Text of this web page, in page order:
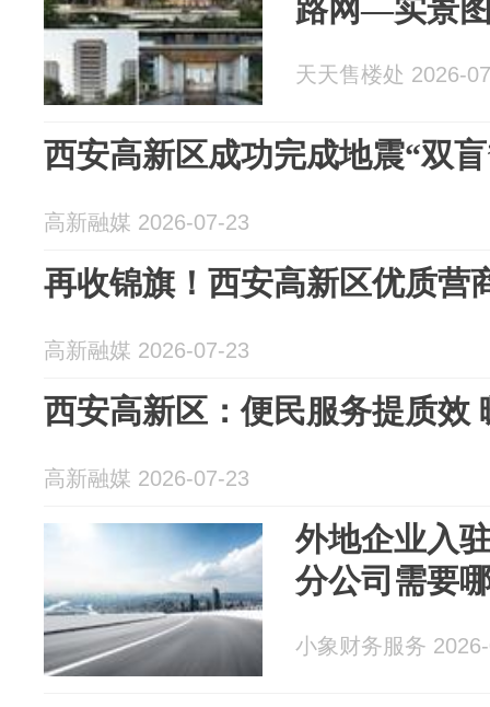
路网—实景
天天售楼处 2026-
西安高新区成功完成地震“双
高新融媒 2026-07-23
再收锦旗！西安高新区优质营
高新融媒 2026-07-23
西安高新区：便民服务提质效
高新融媒 2026-07-23
外地企业入
分公司需要
小象财务服务